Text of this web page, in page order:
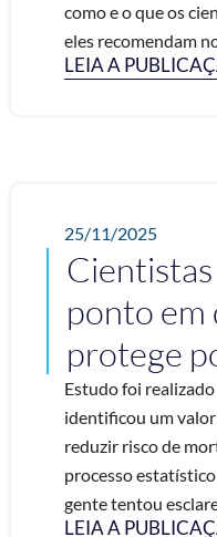
como e o que os
eles recomendam
LEIA A
25/11/2025
ponto em
protege
Estudo foi realizado
identificou um
reduzir risco de
processo
gente tentou
LEIA A